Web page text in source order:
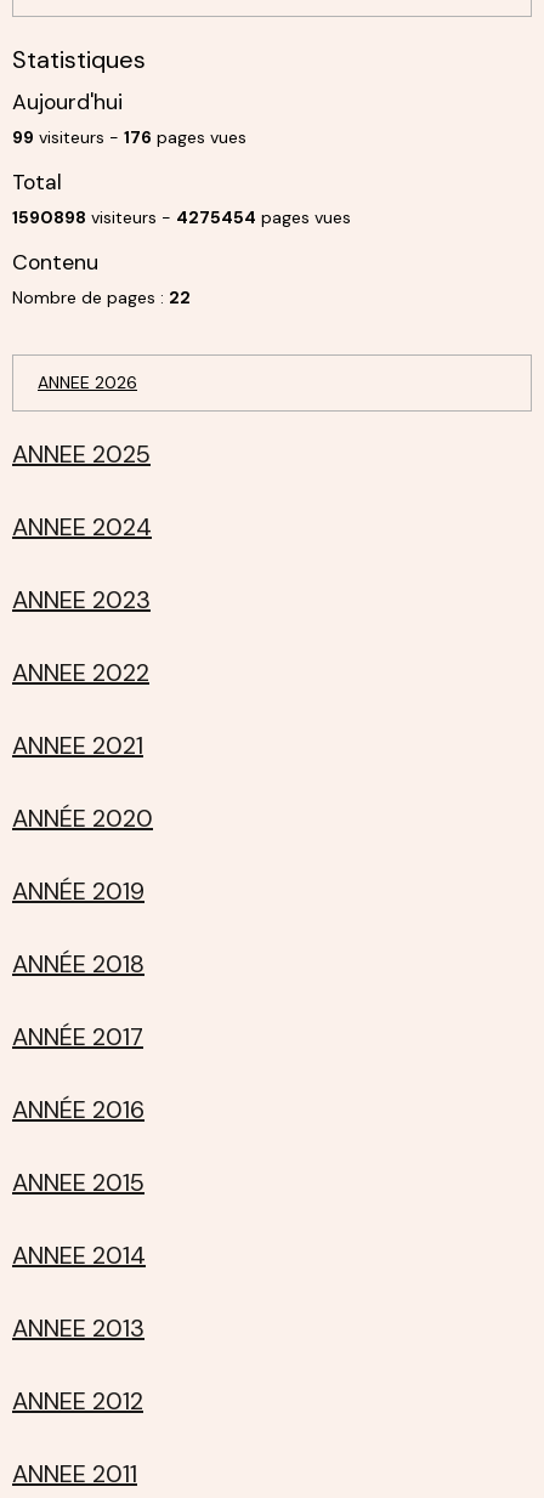
Statistiques
Aujourd'hui
99 visiteurs - 176 pages vues
Total
1590898 visiteurs - 4275454 pages vues
Contenu
Nombre de pages : 22
ANNEE 2026
ANNEE 2025
ANNEE 2024
ANNEE 2023
ANNEE 2022
ANNEE 2021
ANNÉE 2020
ANNÉE 2019
ANNÉE 2018
ANNÉE 2017
ANNÉE 2016
ANNEE 2015
ANNEE 2014
ANNEE 2013
ANNEE 2012
ANNEE 2011